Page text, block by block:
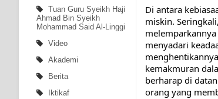
Tuan Guru Syeikh Haji
Ahmad Bin Syeikh
Mohammad Said Al-Linggi
Video
Akademi
Berita
Iktikaf
Di antara
miskin.
menyadari
kemakmuran
berharap di
orang yang